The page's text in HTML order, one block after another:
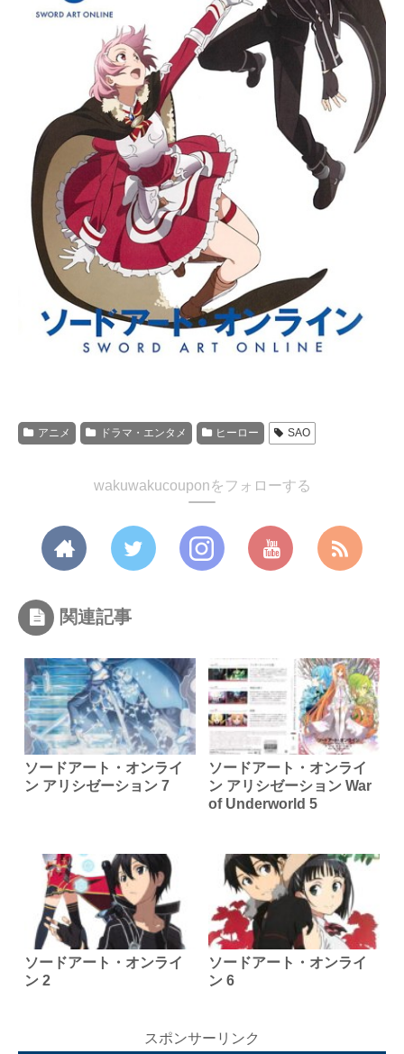
アニメ ドラマ・エンタメ ヒーロー SAO
wakuwakucouponをフォローする
関連記事
ソードアート・オンライ
ン アリシゼーション 7
ソードアート・オンライ
ン アリシゼーション War
of Underworld 5
ソードアート・オンライ
ン 2
ソードアート・オンライ
ン 6
スポンサーリンク